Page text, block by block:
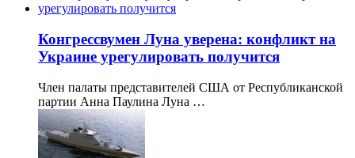
Конгрессвумен Луна уверена: конфликт на
Украине урегулировать получится
Член палаты представителей США от Республиканской
партии Анна Паулина Луна …